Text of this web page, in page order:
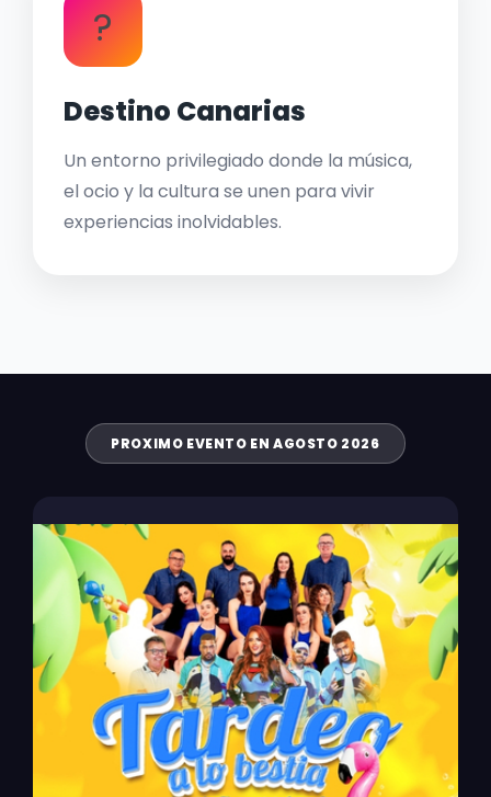
?
Destino Canarias
Un entorno privilegiado donde la música,
el ocio y la cultura se unen para vivir
experiencias inolvidables.
PROXIMO EVENTO EN AGOSTO 2026